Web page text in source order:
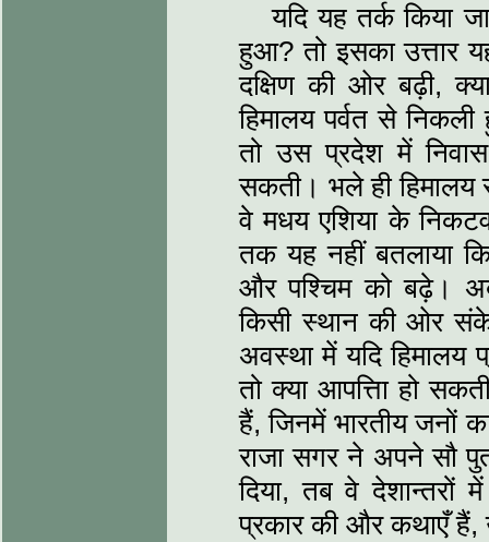
यदि यह तर्क किया
हुआ? तो इसका उत्तार
दक्षिण की ओर बढ़ी,
हिमालय पर्वत से
तो उस प्रदेश में
सकती। भले ही हिमालय
वे मधय एशिया के
तक यह नहीं बतलाया
और पश्चिम को बढ़े।
किसी स्थान की ओर
अवस्था में यदि हिमालय
तो क्या आपत्तिा हो
हैं, जिनमें भारतीय जनों
राजा सगर ने अपने सौ
दिया, तब वे देशान्तरों
प्रकार की और कथाएँ हैं,